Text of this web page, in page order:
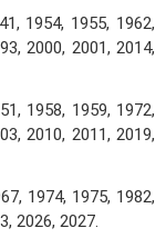
1954, 1955, 1962,
2000, 2001, 2014,
1958, 1959, 1972,
2010, 2011, 2019,
1974, 1975, 1982,
2026, 2027.